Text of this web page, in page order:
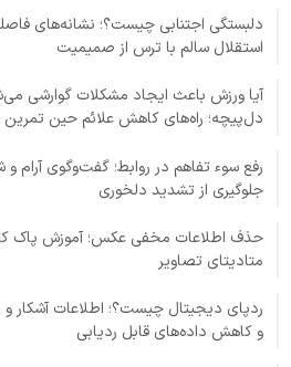
دلبستگی اجتنابی چیست؟؛ نشانه‌های
استقلال سالم با ترس از صمیمیت
آیا ورزش باعث ایجاد مشکلات گوارشی
دل‌پیچه؛ راه‌های کاهش علائم حین تمرین
رفع سوء تفاهم در روابط؛ گفت‌وگوی آرام
جلوگیری از تشدید دلخوری
حذف اطلاعات مخفی عکس؛ آموزش پاک
متادیتای تصاویر
ردپای دیجیتال چیست؟؛ اطلاعات آشکار و
و کاهش داده‌های قابل ردیابی